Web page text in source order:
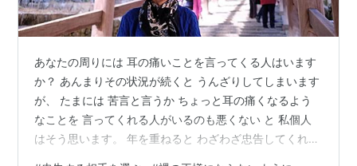
あなたの周りには 耳の痛いことを言ってくる人はいます
か？ あんまりその状況が続くと うんざりしてしまいます
が、 たまには 苦言と言うか ちょっと耳の痛くなるよう
なことを 言ってくれる人がいるのも悪くない と 私個人
はそう思います。 年を重ねると わざわざ忠告してくれる